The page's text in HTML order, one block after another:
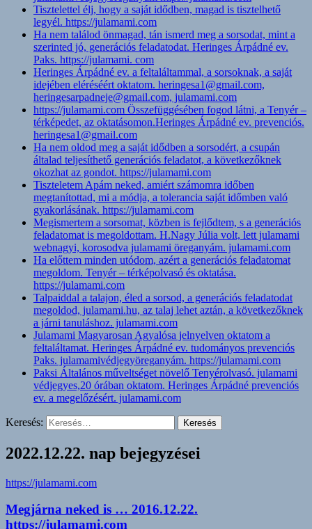
Tisztelettel élj, hogy a saját idődben, magad is tisztelhető
legyél. https://julamami.com
Ha nem találod önmagad, tán ismerd meg a sorsodat, mint a
szerinted jó, generációs feladatodat. Heringes Árpádné ev.
Paks. https://julamami. com
Heringes Árpádné ev. a feltaláltammal, a sorsoknak, a saját
idejében eléréséért oktatom. heringesa1@gmail.com,
heringesarpadneje@gmail.com, julamami.com
https://julamami.com Összefüggésében fogod látni, a Tenyér –
térképedet, az oktatásomon.Heringes Árpádné ev. prevenciós.
heringesa1@gmail.com
Ha nem oldod meg a saját idődben a sorsodért, a csupán
általad teljesíthető generációs feladatot, a következőknek
okozhat az gondot. https://julamami.com
Tiszteletem Apám neked, amiért számomra időben
megtanítottad, mi a módja, a tolerancia saját időmben való
gyakorlásának. https://julamami.com
Megismertem a sorsomat, közben is fejlődtem, s a generációs
feladatomat is megoldottam. H.Nagy Júlia volt, lett julamami
webnagyi, korosodva julamami öreganyám. julamami.com
Ha előttem minden utódom, azért a generációs feladatomat
megoldom. Tenyér – térképolvasó és oktatása.
https://julamami.com
Talpaiddal a talajon, éled a sorsod, a generációs feladatodat
megoldod, julamami.hu, az talaj lehet aztán, a következőknek
a járni tanuláshoz. julamami.com
Julamami Magyarosan Agyalósa jelnyelven oktatom a
feltaláltamat. Heringes Árpádné ev. tudományos prevenciós
Paks. julamamivédjegyöreganyám. https://julamami.com
Paksi Általános műveltséget növelő Tenyérolvasó. julamami
védjegyes,20 órában oktatom. Heringes Árpádné prevenciós
ev. a megelőzésért. julamami.com
Keresés:
2022.12.22. nap bejegyzései
https://julamami.com
Megjárna neked is … 2016.12.22.
https://julamami.com